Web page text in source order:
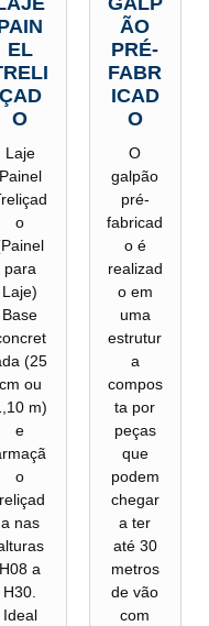
EL
ÇAD
O
Laje
Painel
o
para
Laje)
Base
(25
cm ou
m)
e
o
a nas
H08 a
H30.
Ideal
ÃO
PRÉ-
FABR
ICAD
O
O
galpão
pré-
fabricad
o é
realizad
o em
uma
estrutur
a
compos
ta por
peças
que
podem
chegar
a ter
até 30
metros
de vão
com